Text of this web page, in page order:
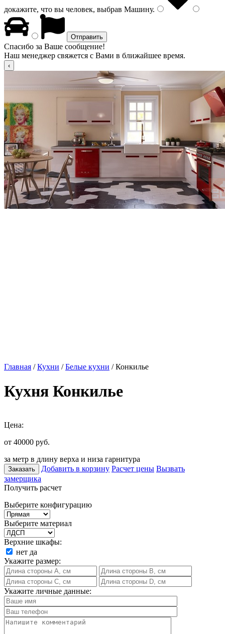
докажите, что вы человек, выбрав Машину.
Спасибо за Ваше сообщение!
Наш менеджер свяжется с Вами в ближайшее время.
Главная /Кухни /Белые кухни / Конкилье
Кухня Конкилье
Цена:
от 40000 руб.
за метр в длину верха и низа гарнитура
Заказать Добавить в корзину Расчет цены Вызвать
замерщика
Получить расчет
Выберите конфигурацию
Выберите материал
Верхние шкафы:
нет да
Укажите размер:
Укажите личные данные: